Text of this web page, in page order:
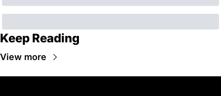
Keep Reading
View more